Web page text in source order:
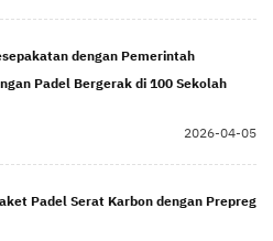
dengan Pemerintah
Padel Bergerak di 100 Sekolah
2026-04-05
Padel Serat Karbon dengan Prepreg